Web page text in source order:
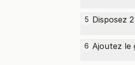
5 Disposez
6 Ajoutez le